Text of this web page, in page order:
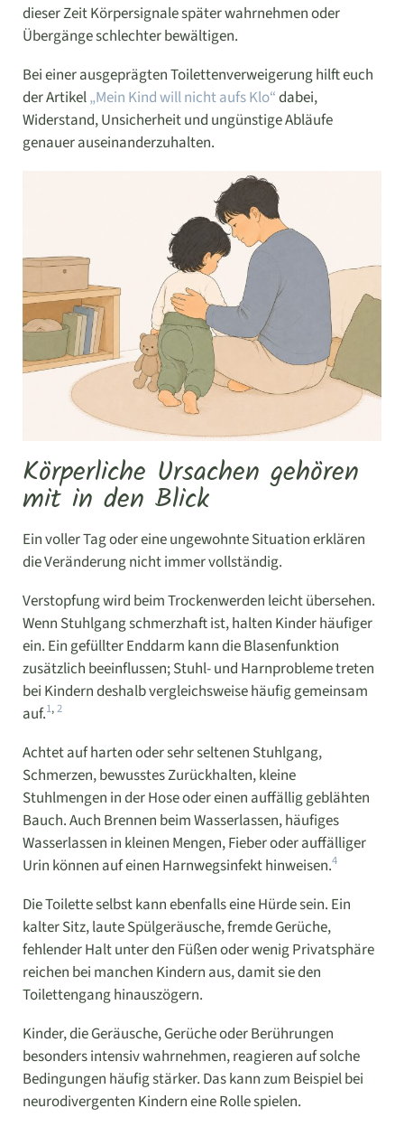
dieser Zeit Körpersignale später wahrnehmen oder
Übergänge schlechter bewältigen.
Bei einer ausgeprägten Toilettenverweigerung hilft euch
der Artikel„Mein Kind will nicht aufs Klo“dabei,
Widerstand, Unsicherheit und ungünstige Abläufe
genauer auseinanderzuhalten.
Körperliche Ursachen gehören
mit in den Blick
Ein voller Tag oder eine ungewohnte Situation erklären
die Veränderung nicht immer vollständig.
Verstopfung wird beim Trockenwerden leicht übersehen.
Wenn Stuhlgang schmerzhaft ist, halten Kinder häufiger
ein. Ein gefüllter Enddarm kann die Blasenfunktion
zusätzlich beeinflussen; Stuhl- und Harnprobleme treten
bei Kindern deshalb vergleichsweise häufig gemeinsam
auf.1,2
Achtet auf harten oder sehr seltenen Stuhlgang,
Schmerzen, bewusstes Zurückhalten, kleine
Stuhlmengen in der Hose oder einen auffällig geblähten
Bauch. Auch Brennen beim Wasserlassen, häufiges
Wasserlassen in kleinen Mengen, Fieber oder auffälliger
Urin können auf einen Harnwegsinfekt hinweisen.4
Die Toilette selbst kann ebenfalls eine Hürde sein. Ein
kalter Sitz, laute Spülgeräusche, fremde Gerüche,
fehlender Halt unter den Füßen oder wenig Privatsphäre
reichen bei manchen Kindern aus, damit sie den
Toilettengang hinauszögern.
Kinder, die Geräusche, Gerüche oder Berührungen
besonders intensiv wahrnehmen, reagieren auf solche
Bedingungen häufig stärker. Das kann zum Beispiel bei
neurodivergenten Kindern eine Rolle spielen.